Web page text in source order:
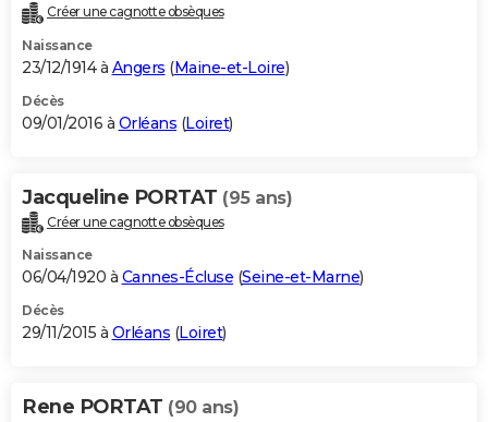
Créer une cagnotte obsèques
Naissance
23/12/1914 à Angers (Maine-et-Loire)
Décès
09/01/2016 à Orléans (Loiret)
Jacqueline PORTAT (95 ans)
Créer une cagnotte obsèques
Naissance
06/04/1920 à Cannes-Écluse (Seine-et-Marne)
Décès
29/11/2015 à Orléans (Loiret)
Rene PORTAT (90 ans)